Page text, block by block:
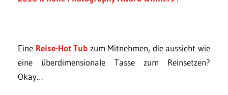
Eine Reise-Hot Tub zum Mitnehmen, die aussieht wie
eine überdimensionale Tasse zum Reinsetzen?
Okay…